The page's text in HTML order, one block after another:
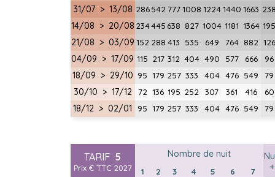
31/07 > 13/08 286 542 777 1008 1224 1440 1663
14/08 > 20/08 234445 638 827 1004 1181 1364 195
21/08 > 03/09 152 288 413 535 649 764 882 126
04/09 > 17/09 115 217 312 404 490 577 666 96
18/09 > 29/10 95 179 257 333 404 476 549 79
30/10 > 17/12 72 136 195 252 307 361 416 60
18/12 > 02/01 95 179 257 333 404 476 549 79
TARIF 5
Prix € TTC 2027
Nombre de nuit
+
1 2 3 4 5 6 7